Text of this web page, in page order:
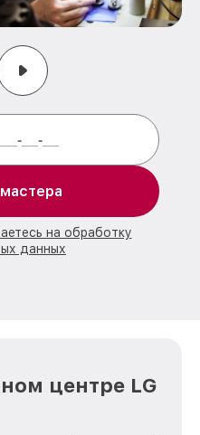
на обработку
данных
центре LG